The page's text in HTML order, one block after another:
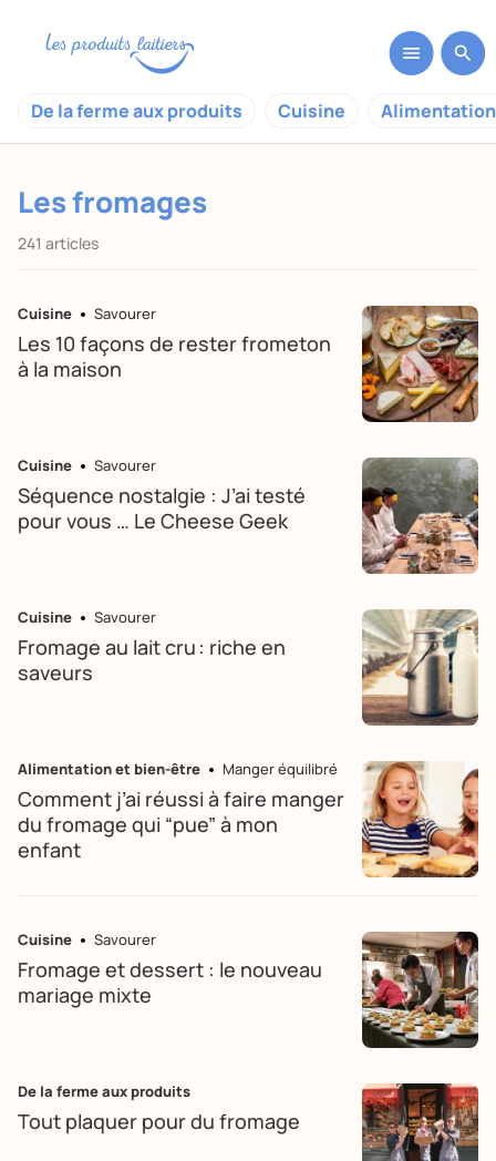
De la ferme aux produits Cuisine
Les fromages
241 articles
Cuisine Savourer
Les 10 façons de rester frometon
à la maison
Cuisine Savourer
Séquence nostalgie : J’ai testé
pour vous … Le Cheese Geek
Cuisine Savourer
Fromage au lait cru : riche en
saveurs
Alimentation et bien-être Manger équilibré
Comment j’ai réussi à faire manger
du fromage qui “pue” à mon
enfant
Cuisine Savourer
Fromage et dessert : le nouveau
mariage mixte
De la ferme aux produits
Tout plaquer pour du fromage